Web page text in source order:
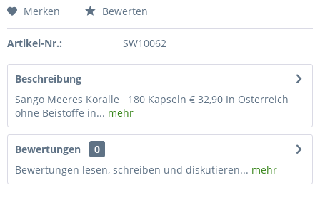
Merken Bewerten
Artikel-Nr.: SW10062
Beschreibung
Sango Meeres Koralle 180 Kapseln € 32,90 In Österreich
ohne Beistoffe in... mehr
Bewertungen
0
Bewertungen lesen, schreiben und diskutieren... mehr